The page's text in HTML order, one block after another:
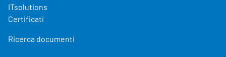
ITsolutions
Certificati
Ricerca documenti